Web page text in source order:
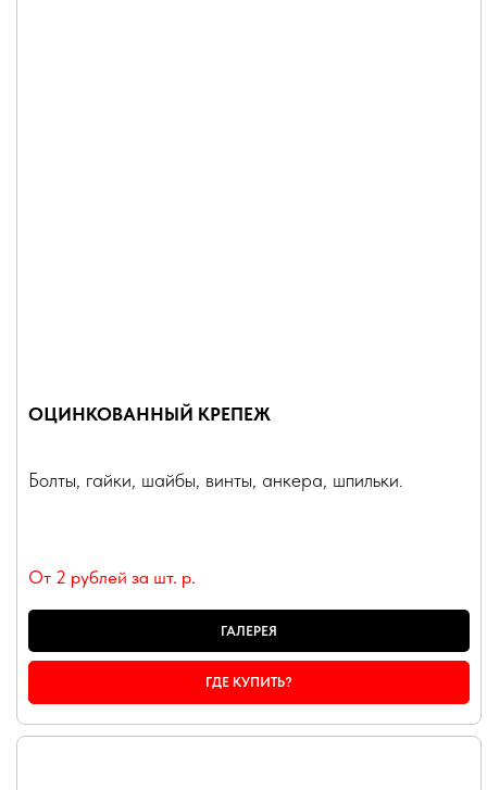
ОЦИНКОВАННЫЙ КРЕПЕЖ
Болты, гайки, шайбы, винты, анкера, шпильки.
От 2 рублей за шт. р.
ГАЛЕРЕЯ
ГДЕ КУПИТЬ?